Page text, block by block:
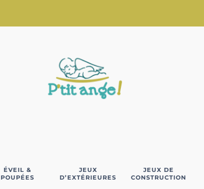
ÉVEIL &
POUPÉES
JEUX
D’EXTÉRIEURES
JEUX DE
CONSTRUCTION